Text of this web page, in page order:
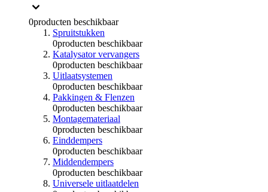
0producten beschikbaar
Spruitstukken
0producten beschikbaar
Katalysator vervangers
0producten beschikbaar
Uitlaatsystemen
0producten beschikbaar
Pakkingen & Flenzen
0producten beschikbaar
Montagemateriaal
0producten beschikbaar
Einddempers
0producten beschikbaar
Middendempers
0producten beschikbaar
Universele uitlaatdelen